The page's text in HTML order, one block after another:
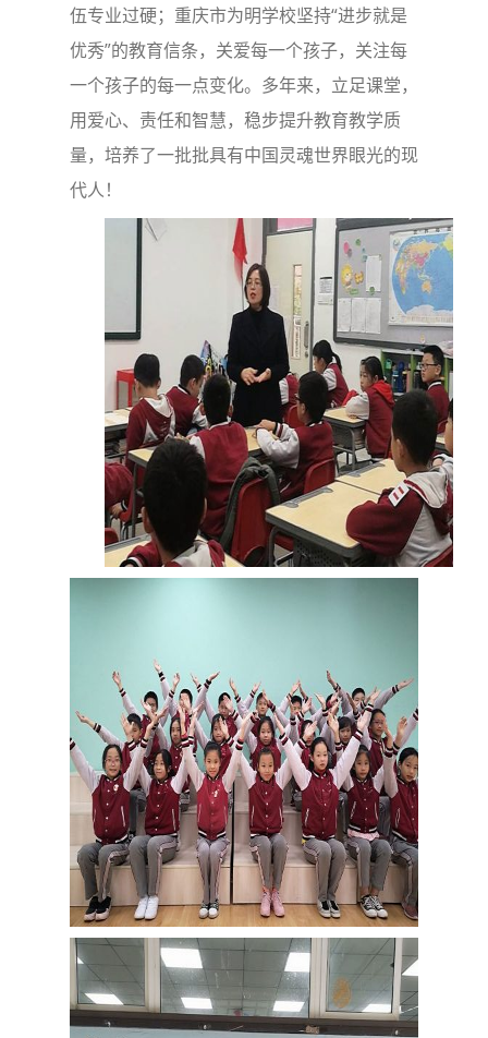
伍专业过硬；重庆市为明学校坚持“进步就是
优秀”的教育信条，关爱每一个孩子，关注每
一个孩子的每一点变化。多年来，立足课堂，
用爱心、责任和智慧，稳步提升教育教学质
量，培养了一批批具有中国灵魂世界眼光的现
代人！